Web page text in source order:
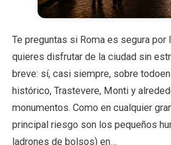
Te preguntas si Roma es segura por
quieres disfrutar de la ciudad sin
breve: sí, casi siempre, sobre
histórico, Trastevere, Monti y
monumentos. Como en cualquier
principal riesgo son los pequeños
ladrones de bolsos) en…